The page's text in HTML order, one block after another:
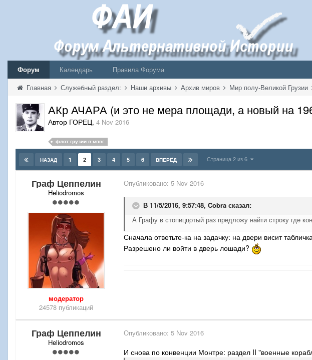
Форум Календарь
Правила Форума
Главная Служебный раздел: Наши архивы Архив миров Мир полу-Великой Грузии
АКр АЧАРА (и это не мера площади, а новый на
Автор ГОРЕЦ, 4 Nov 2016
флот грузии в мпвг
НАЗАД 1 2 3 4 5 6 ВПЕРЁД Страница 2 из 6
Граф Цеппелин
Heliodromos
модератор
24578 публикаций
Опубликовано: 5 Nov 2016
В 11/5/2016, 9:57:48, Cobra сказал:
А Графу в стопиццотый раз предложу найти строку где
Сначала ответьте-ка на задачку: на двери висит
Разрешено ли войти в дверь лошади?
Граф Цеппелин
Heliodromos
Опубликовано: 5 Nov 2016
И снова по конвенции Монтре: раздел II "военные